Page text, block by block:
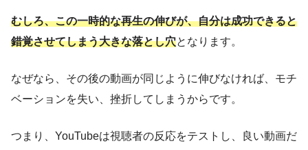
むしろ、この一時的な再生の伸びが、自分は成功できると
錯覚させてしまう大きな落とし穴となります。
なぜなら、その後の動画が同じように伸びなければ、モチ
ベーションを失い、挫折してしまうからです。
つまり、YouTubeは視聴者の反応をテストし、良い動画だ